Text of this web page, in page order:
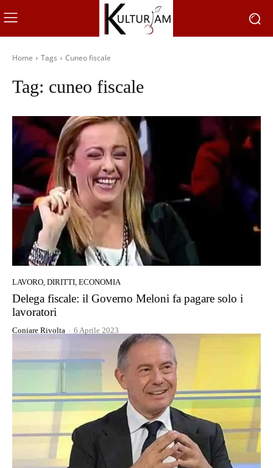
Home Tags Cuneo fiscale
Tag: cuneo fiscale
LAVORO, DIRITTI, ECONOMIA
Delega fiscale: il Governo Meloni fa pagare solo i
lavoratori
Coniare Rivolta - 6 Aprile 2023